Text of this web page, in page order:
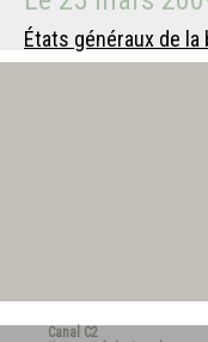
États généraux de
Canal C2